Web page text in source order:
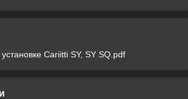
Cariitti SY, SY SQ.pdf